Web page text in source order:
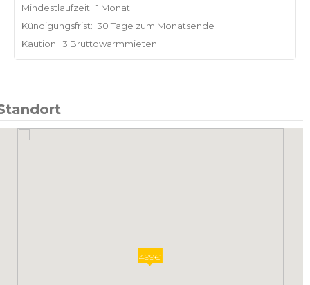
Mindestlaufzeit: 1 Monat
Kündigungsfrist: 30 Tage zum Monatsende
Kaution: 3 Bruttowarmmieten
499€